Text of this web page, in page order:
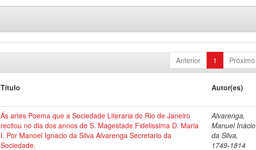
Anterior 1 Próximo
Título Autor(es)
Ás artes Poema que a Sociedade Literaria do Rio de Janeiro
recitou no dia dos annos de S. Magestade Fidelissima D. Maria
I. Por Manoel Ignacio da Silva Alvarenga Secretario da
Sociedade.
Alvarenga,
Manuel Inácio
da Silva,
1749-1814